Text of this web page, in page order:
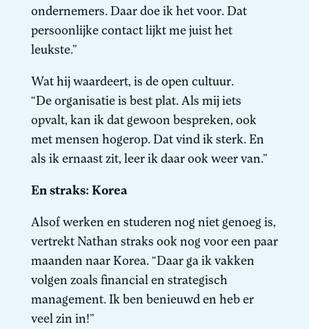
ondernemers. Daar doe ik het voor. Dat
persoonlijke contact lijkt me juist het
leukste.”
Wat hij waardeert, is de open cultuur.
“De organisatie is best plat. Als mij iets
opvalt, kan ik dat gewoon bespreken, ook
met mensen hogerop. Dat vind ik sterk. En
als ik ernaast zit, leer ik daar ook weer van.”
En straks: Korea
Alsof werken en studeren nog niet genoeg is,
vertrekt Nathan straks ook nog voor een paar
maanden naar Korea. “Daar ga ik vakken
volgen zoals financial en strategisch
management. Ik ben benieuwd en heb er
veel zin in!”